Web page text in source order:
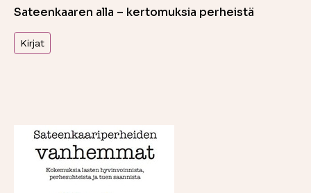
Sateenkaaren alla – kertomuksia perheistä
Kirjat